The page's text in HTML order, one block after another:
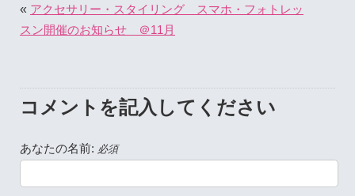
« アクセサリー・スタイリング スマホ・フォトレッ
スン開催のお知らせ ＠11月
コメントを記入してください
あなたの名前: 必須